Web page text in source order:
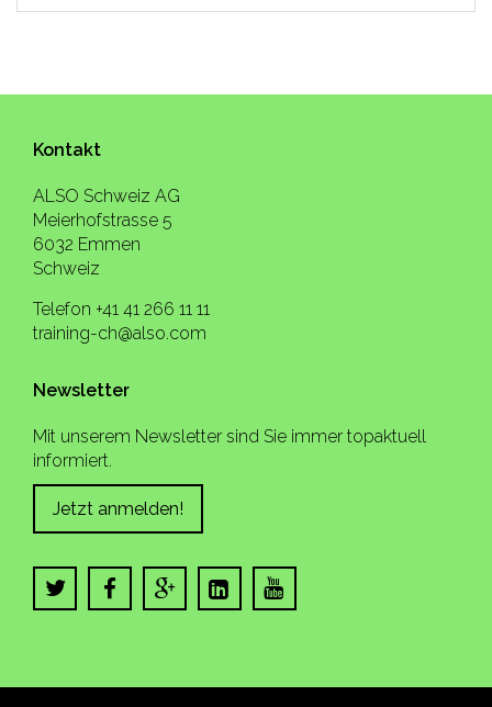
Kontakt
ALSO Schweiz AG
Meierhofstrasse 5
6032 Emmen
Schweiz
Telefon +41 41 266 11 11
training-ch@also.com
Newsletter
Mit unserem Newsletter sind Sie immer topaktuell
informiert.
Jetzt anmelden!